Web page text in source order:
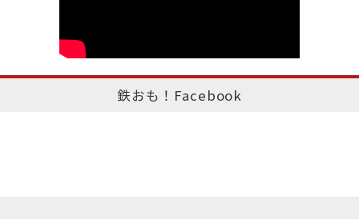
鉄おも！Facebook